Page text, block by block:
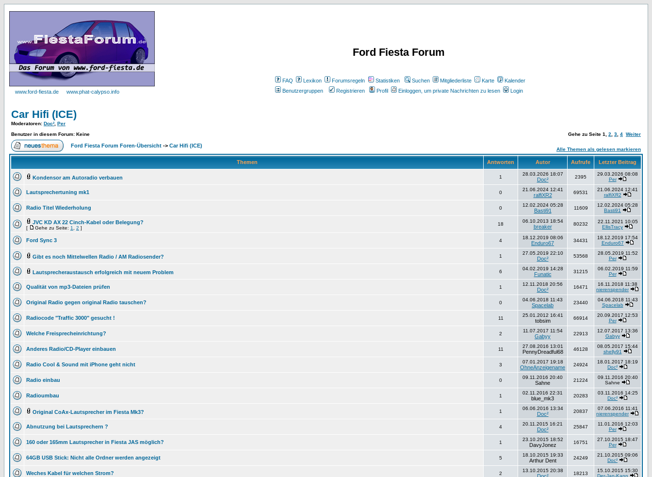
www.ford-fiesta.de www.phat-calypso.info
Ford Fiesta Forum
FAQ Lexikon Forumsregeln Statistiken Suchen Mitgliederliste Karte
Kalender
Benutzergruppen
Registrieren Profil Einloggen, um private Nachrichten zu lesen Login
Car Hifi (ICE)
Moderatoren: Doc² Per
Benutzer in diesem Forum: Keine
Gehe zu Seite 1 2 3 4 Weiter
Ford Fiesta Forum Foren-Übersicht -> Car Hifi (ICE)
Alle Themen als gelesen markieren
Themen Antworten Autor Aufrufe Letzter Beitrag
Kondensor am Autoradio verbauen 1
28.03.2026 18:07
Doc² 2395
29.03.2026 08:08
Per
Lautsprechertuning mk1 0
21.06.2024 12:41
ralfiXR2 69531
21.06.2024 12:41
ralfiXR2
Radio Titel Wiederholung 0
12.02.2024 05:28
Basti91 11609
12.02.2024 05:28
Basti91
JVC KD AX 22 Cinch-Kabel oder Belegung?
[ Gehe zu Seite: 1 2 ]
18
06.10.2013 18:54
breaker 80232
22.11.2021 10:05
EllisTracy
Ford Sync 3 4
18.12.2019 08:06
Enduro67 34431
18.12.2019 17:54
Enduro67
Gibt es noch Mittelwellen Radio / AM Radiosender? 1
27.05.2019 22:10
Doc² 53568
28.05.2019 11:52
Per
Lautsprecheraustausch erfolgreich mit neuem Problem 6
04.02.2019 14:28
Funatic 31215
06.02.2019 11:59
Per
Qualität von mp3-Dateien prüfen 1
12.11.2018 20:56
Doc² 16471
16.11.2018 11:38
nierenspender
Original Radio gegen original Radio tauschen? 0
04.06.2018 11:43
Spacelab 23440
04.06.2018 11:43
Spacelab
Radiocode "Traffic 3000" gesucht ! 11
25.01.2012 16:41
tobsim 66914
20.09.2017 12:53
Per
Welche Freisprecheinrichtung? 2
11.07.2017 11:54
Gabyy 22913
12.07.2017 13:36
Gabyy
Anderes Radio/CD-Player einbauen 11
27.08.2016 13:01
PennyDreadful68 46128
08.05.2017 15:44
shelly91
Radio Cool & Sound mit iPhone geht nicht 3
07.01.2017 19:18
OhneAnzeigename 24924
18.01.2017 18:19
Doc²
Radio einbau 0
09.11.2016 20:40
Sahne 21224
09.11.2016 20:40
Sahne
Radioumbau 1
02.11.2016 22:31
blue_mk3 20283
03.11.2016 14:25
Doc²
Original CoAx-Lautsprecher im Fiesta Mk3? 1
06.06.2016 13:34
Doc² 20837
07.06.2016 11:41
nierenspender
Abnutzung bei Lautsprechern ? 4
20.11.2015 16:21
Doc² 25847
11.01.2016 12:03
Per
160 oder 165mm Lautsprecher in Fiesta JAS möglich? 1
23.10.2015 18:52
DavyJonez 16751
27.10.2015 18:47
Per
64GB USB Stick: Nicht alle Ordner werden angezeigt 5
18.10.2015 19:33
Arthur Dent 24249
21.10.2015 09:06
Doc²
Weches Kabel für welchen Strom? 2
13.10.2015 20:38
18213
15.10.2015 15:30
Der-Jan-Kann